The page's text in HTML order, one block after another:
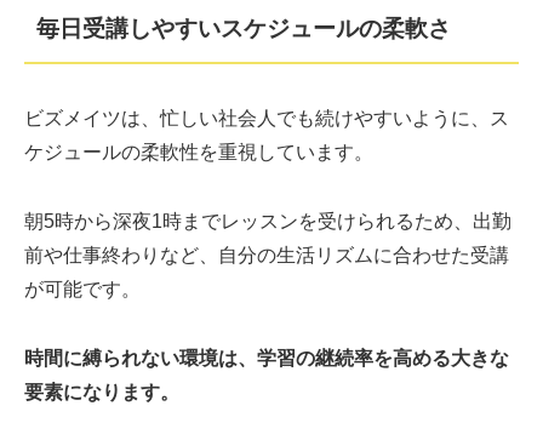
毎日受講しやすいスケジュールの柔軟さ
ビズメイツは、忙しい社会人でも続けやすいように、ス
ケジュールの柔軟性を重視しています。
朝5時から深夜1時までレッスンを受けられるため、出勤
前や仕事終わりなど、自分の生活リズムに合わせた受講
が可能です。
時間に縛られない環境は、学習の継続率を高める大きな
要素になります。